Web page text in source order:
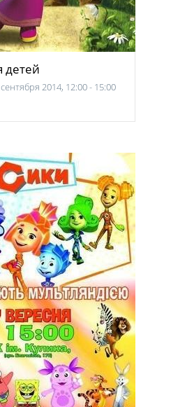
детей
2014, 12:00 - 15:00